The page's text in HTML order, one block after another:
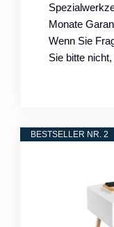
Monate
Wenn Sie
Sie bitte
BESTSELLER NR. 2